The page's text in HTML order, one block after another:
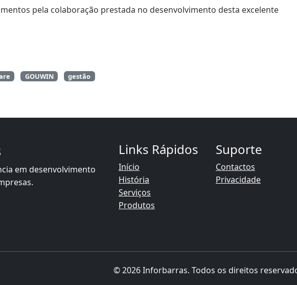
pela colaboração prestada no desenvolvimento desta excelente
GOUWIN gestão
em desenvolvimento
Links Rápidos
Início
História
Serviços
Produtos
Suporte
Contactos
Privacidade
© 2026 Inforbarras. Todos os direitos